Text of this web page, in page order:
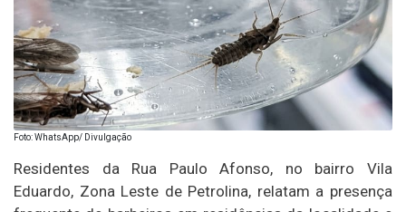
Foto: WhatsApp/ Divulgação
Residentes da Rua Paulo Afonso, no bairro Vila
Eduardo, Zona Leste de Petrolina, relatam a presença